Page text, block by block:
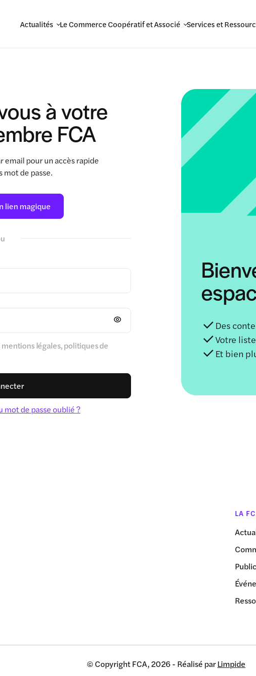
Actualités Le Commerce Coopératif et Associé Services et
à votre
FCA
email pour un accès rapide
mot de passe.
lien magique
légales, politiques de
mot de passe oublié ?
Des
Votre
Et bien
LA
© Copyright FCA, 2026 - Réalisé parLimpide